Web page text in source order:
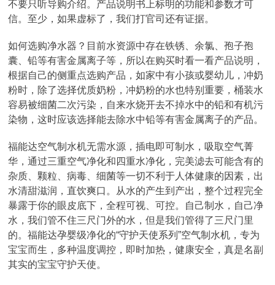
不要只听导购介绍。产品说明书上标明的功能和参数才可
信。至少，如果虚标了，我们打官司还有证据。
如何选购净水器？目前水资源中存在铁锈、余氯、孢子孢
囊、铅等有害金属离子等，所以在购买时看一看产品说明，
根据自己的侧重点选购产品，如家中有小孩或婴幼儿，冲奶
粉时，除了选择优质奶粉，冲奶粉的水也特别重要，桶装水
容易被细菌二次污染，自来水烧开去不掉水中的铅和有机污
染物，这时应该选择能去除水中铅等有害金属离子的产品。
福能达空气制水机无需水源，插电即可制水，吸取空气菁
华，通过三重空气净化和四重水净化，完美滤去可能含有的
杂质、颗粒、病毒、细菌等一切不利于人体健康的因素，出
水清甜滋润，直饮爽口。从水的产生到产出，整个过程完全
暴露于你的眼皮底下，全程可视、可控。自己制水，自己净
水，我们管不住三尺门外的水，但是我们管得了三尺门里
的。福能达孕婴级净化的“守护天使系列”空气制水机，专为
宝宝而生，多种温度调控，即时加热，健康安全，真是名副
其实的宝宝守护天使。